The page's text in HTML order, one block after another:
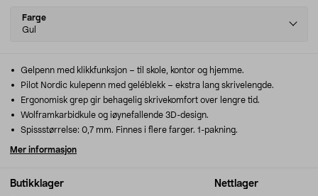
Select
variant
Farge
Gul
Butikklager Nettlager
Gelpenn med klikkfunksjon – til skole, kontor og hjemme.
Pilot Nordic kulepenn med geléblekk – ekstra lang skrivelengde.
Ergonomisk grep gir behagelig skrivekomfort over lengre tid.
Wolframkarbidkule og iøynefallende 3D-design.
Spissstørrelse: 0,7 mm. Finnes i flere farger. 1-pakning.
Mer informasjon